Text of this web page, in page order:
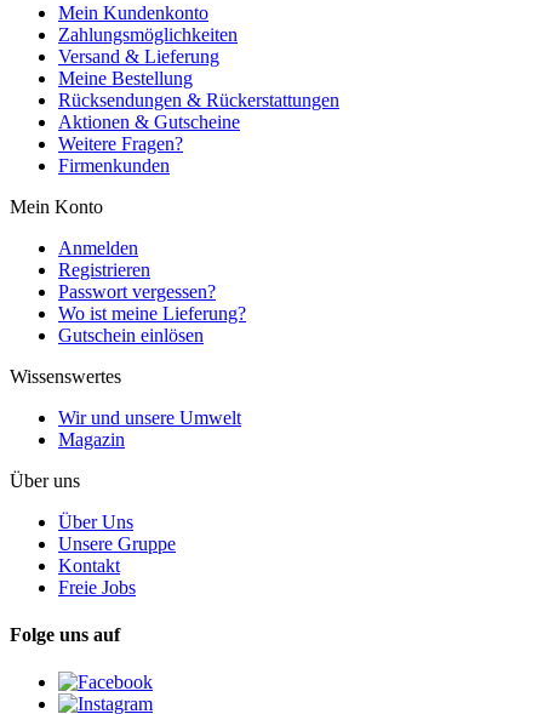
Mein Kundenkonto
Zahlungsmöglichkeiten
Versand & Lieferung
Meine Bestellung
Rücksendungen & Rückerstattungen
Aktionen & Gutscheine
Weitere Fragen?
Firmenkunden
Mein Konto
Anmelden
Registrieren
Passwort vergessen?
Wo ist meine Lieferung?
Gutschein einlösen
Wissenswertes
Wir und unsere Umwelt
Magazin
Über uns
Über Uns
Unsere Gruppe
Kontakt
Freie Jobs
Folge uns auf